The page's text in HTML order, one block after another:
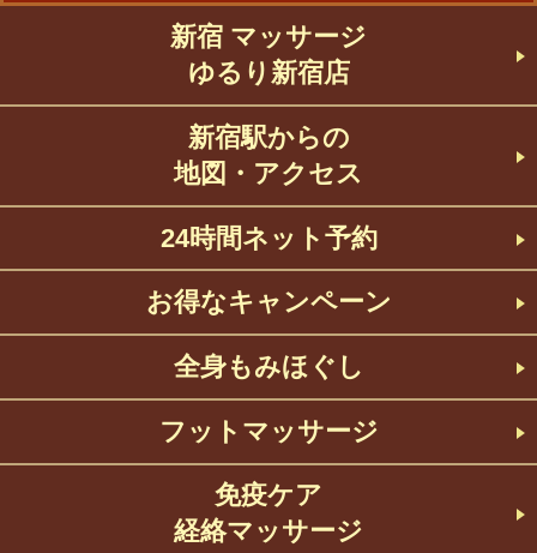
新宿 マッサージ
ゆるり新宿店
新宿駅からの
地図・アクセス
24時間ネット予約
お得なキャンペーン
全身もみほぐし
フットマッサージ
免疫ケア
経絡マッサージ